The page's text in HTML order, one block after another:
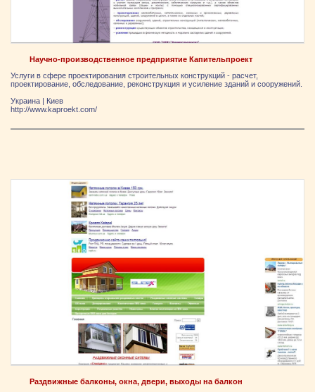
Научно-производственное предприятие Капительпроект
Услуги в сфере проектирования строительных конструкций - расчет,
проектирование, обследование, реконструкция и усиление зданий и сооружений.
Украина
Киев
http://www.kaproekt.com/
Раздвижные балконы, окна, двери, выходы на балкон